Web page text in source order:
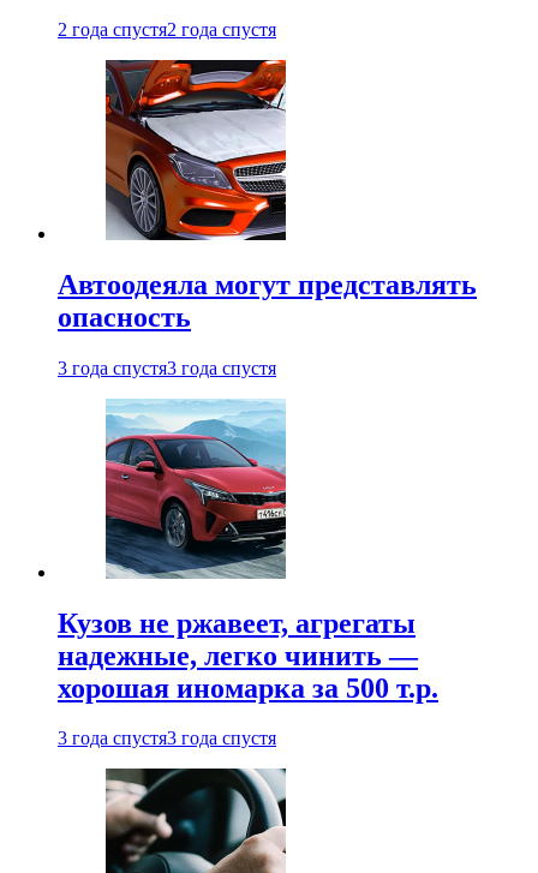
2 года спустя2 года спустя
Автоодеяла могут представлять
опасность
3 года спустя3 года спустя
Кузов не ржавеет, агрегаты
надежные, легко чинить —
хорошая иномарка за 500 т.р.
3 года спустя3 года спустя